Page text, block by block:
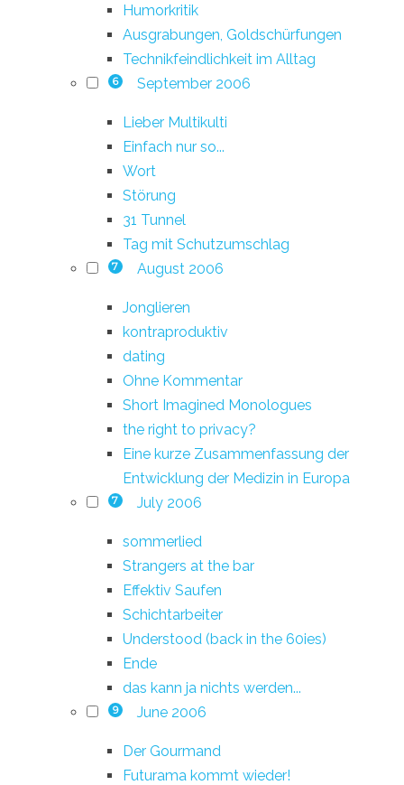
Humorkritik
Ausgrabungen, Goldschürfungen
Technikfeindlichkeit im Alltag
6 September 2006
Lieber Multikulti
Einfach nur so...
Wort
Störung
31 Tunnel
Tag mit Schutzumschlag
7 August 2006
Jonglieren
kontraproduktiv
dating
Ohne Kommentar
Short Imagined Monologues
the right to privacy?
Eine kurze Zusammenfassung der
Entwicklung der Medizin in Europa
7 July 2006
sommerlied
Strangers at the bar
Effektiv Saufen
Schichtarbeiter
Understood (back in the 60ies)
Ende
das kann ja nichts werden...
9 June 2006
Der Gourmand
Futurama kommt wieder!